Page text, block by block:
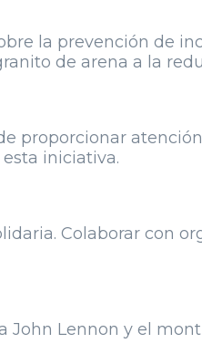
la prevención de
de arena a la
proporcionar
iniciativa.
Colaborar con
Lennon y el